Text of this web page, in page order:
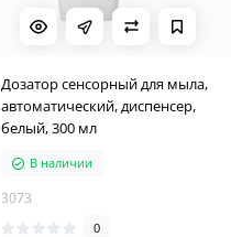
Дозатор сенсорный для мыла,
автоматический, диспенсер,
белый, 300 мл
В наличии
3073
0